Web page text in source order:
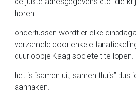
horen.
ondertussen wordt er elke
verzameld door enkele
duurloopje Kaag sociëteit te lopen.
het is “samen uit, samen thuis” dus
aanhaken.